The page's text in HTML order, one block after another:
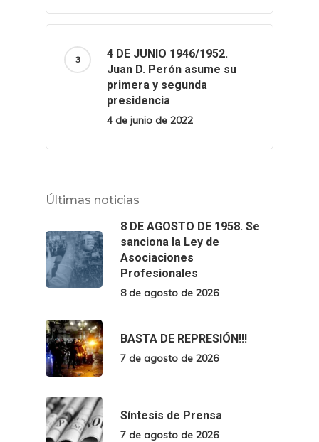
4 DE JUNIO 1946/1952.
Juan D. Perón asume su
primera y segunda
presidencia
4 de junio de 2022
Últimas noticias
8 DE AGOSTO DE 1958. Se
sanciona la Ley de
Asociaciones
Profesionales
8 de agosto de 2026
BASTA DE REPRESIÓN!!!
7 de agosto de 2026
Síntesis de Prensa
7 de agosto de 2026